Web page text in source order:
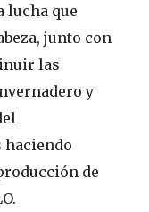
lucha que
junto con
las
y
haciendo
de